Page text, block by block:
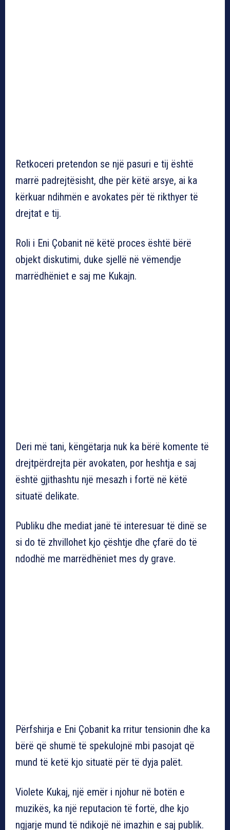
Retkoceri pretendon se një pasuri e tij është
marrë padrejtësisht, dhe për këtë arsye, ai ka
kërkuar ndihmën e avokates për të rikthyer të
drejtat e tij.
Roli i Eni Çobanit në këtë proces është bërë
objekt diskutimi, duke sjellë në vëmendje
marrëdhëniet e saj me Kukajn.
Deri më tani, këngëtarja nuk ka bërë komente të
drejtpërdrejta për avokaten, por heshtja e saj
është gjithashtu një mesazh i fortë në këtë
situatë delikate.
Publiku dhe mediat janë të interesuar të dinë se
si do të zhvillohet kjo çështje dhe çfarë do të
ndodhë me marrëdhëniet mes dy grave.
Përfshirja e Eni Çobanit ka rritur tensionin dhe ka
bërë që shumë të spekulojnë mbi pasojat që
mund të ketë kjo situatë për të dyja palët.
Violete Kukaj, një emër i njohur në botën e
muzikës, ka një reputacion të fortë, dhe kjo
ngjarje mund të ndikojë në imazhin e saj publik.